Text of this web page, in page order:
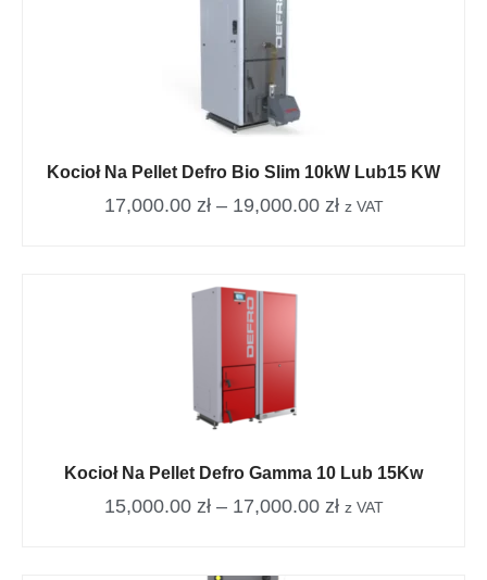
Kocioł Na Pellet Defro Bio Slim 10kW Lub15 KW
17,000.00 zł – 19,000.00 zł z VAT
Kocioł Na Pellet Defro Gamma 10 Lub 15Kw
15,000.00 zł – 17,000.00 zł z VAT